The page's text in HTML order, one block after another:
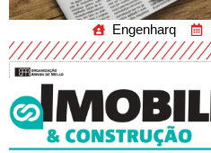
Engenharq